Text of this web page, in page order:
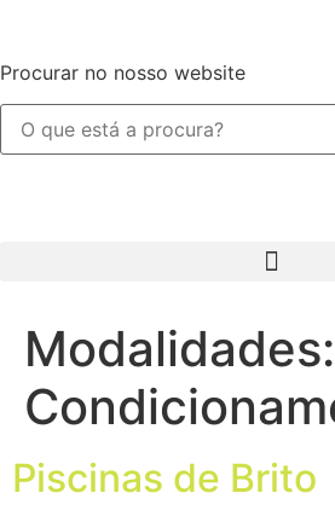
Procurar no nosso website
Modalidades:
Piscinas de Brito